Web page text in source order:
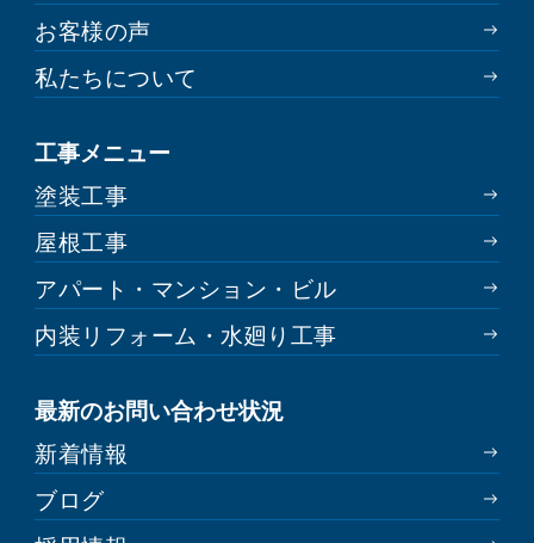
お客様の声
私たちについて
工事メニュー
塗装工事
屋根工事
アパート・マンション・ビル
内装リフォーム・水廻り工事
最新のお問い合わせ状況
新着情報
ブログ